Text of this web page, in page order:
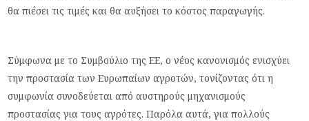
θα πιέσει τις τιμές και θα αυξήσει το κόστος παραγωγής.
Σύμφωνα με το Συμβούλιο της ΕΕ, ο νέος κανονισμός ενισχύει
την προστασία των Ευρωπαίων αγροτών, τονίζοντας ότι η
συμφωνία συνοδεύεται από αυστηρούς μηχανισμούς
προστασίας για τους αγρότες. Παρόλα αυτά, για πολλούς